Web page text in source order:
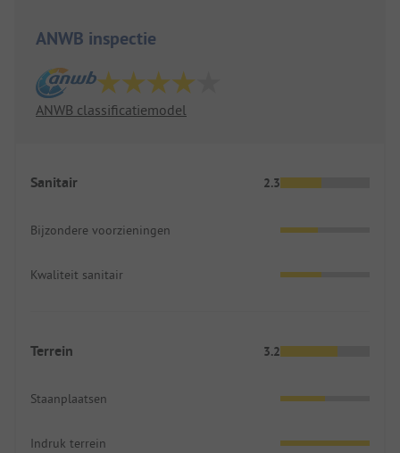
ANWB inspectie
ANWB classificatiemodel
Sanitair 2.3
Bijzondere voorzieningen
Kwaliteit sanitair
Terrein 3.2
Staanplaatsen
Indruk terrein